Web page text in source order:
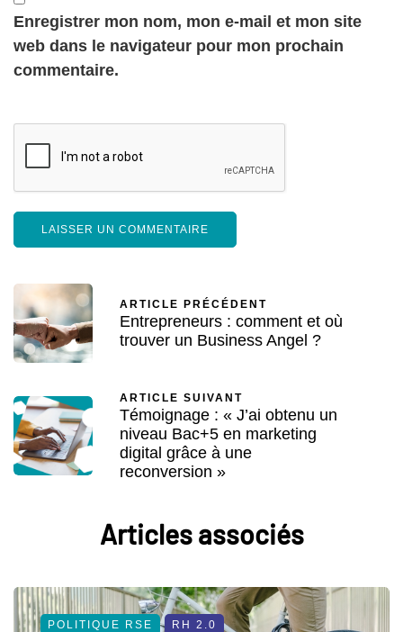
Enregistrer mon nom, mon e-mail et mon site
web dans le navigateur pour mon prochain
commentaire.
ARTICLE PRÉCÉDENT
Entrepreneurs : comment et où
trouver un Business Angel ?
ARTICLE SUIVANT
Témoignage : « J’ai obtenu un
niveau Bac+5 en marketing
digital grâce à une
reconversion »
Articles associés
POLITIQUE RSE
RH 2.0